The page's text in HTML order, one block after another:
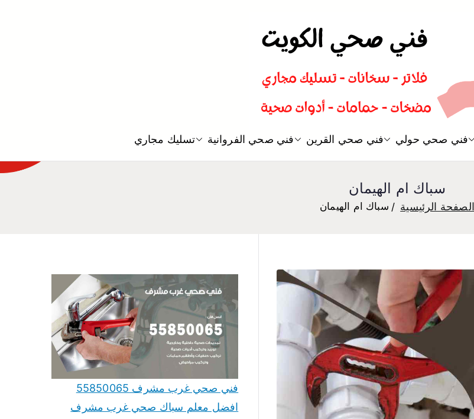
سباك صحي تسليك مجاري افضل معلم صحيفني صحي حولي فني صحي القرين فني صحي الفروانية تسليك مجاري
سباك ام الهيمان
الصفحة الرئيسية سباك ام الهيمان
فني صحي غرب مشرف 55850065
افضل معلم سباك صحي غرب مشرف